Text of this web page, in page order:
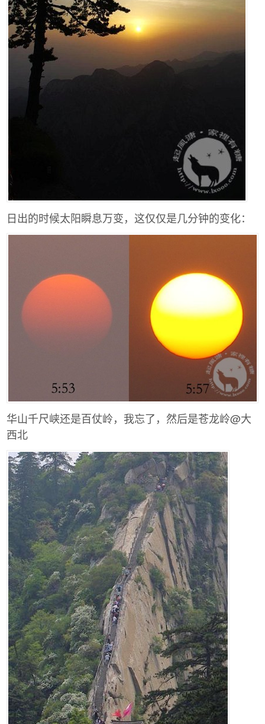
日出的时候太阳瞬息万变，这仅仅是几分钟的变化：
华山千尺峡还是百仗岭，我忘了，然后是苍龙岭@大
西北